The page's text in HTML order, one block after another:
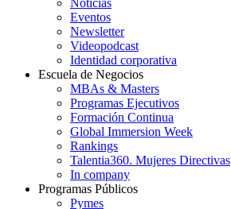
Eventos
Newsletter
Videopodcast
Identidad corporativa
Escuela de Negocios
MBAs & Masters
Programas Ejecutivos
Formación Continua
Global Immersion Week
Rankings
Talentia360. Mujeres Directivas
In company
Programas Públicos
Pymes